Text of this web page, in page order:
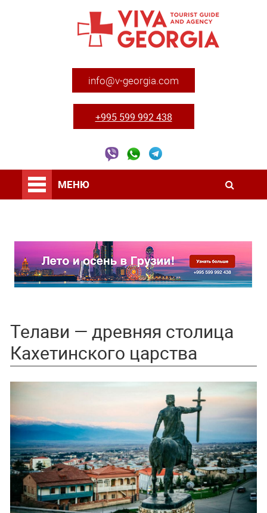
info@v-georgia.com
+995 599 992 438
МЕНЮ
Телави — древняя столица
Кахетинского царства